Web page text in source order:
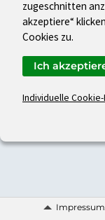
Impressum
zugeschnitten
akzeptiere“
Cookies zu.
Individuelle Cookie-
Ich